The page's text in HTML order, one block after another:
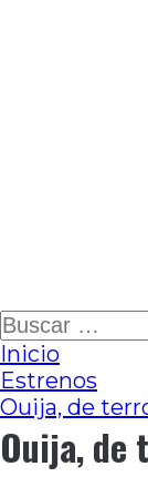
Ir
al
contenido
Buscar:
Inicio
Estrenos
Ouija, de
Ouija, de